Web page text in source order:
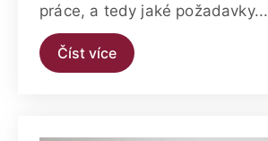
práce, a tedy jaké požadavky...
Číst více